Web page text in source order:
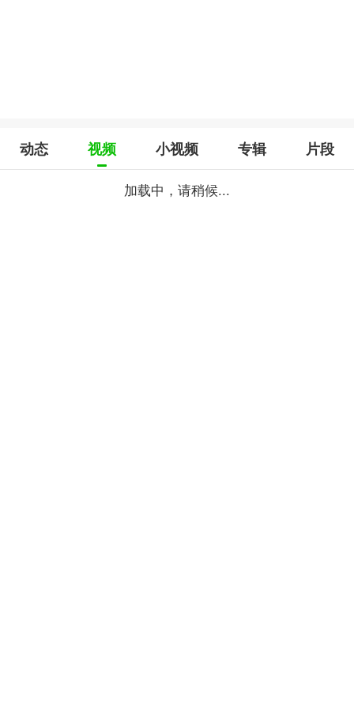
动态 视频 小视频 专辑 片段
加载中，请稍候...